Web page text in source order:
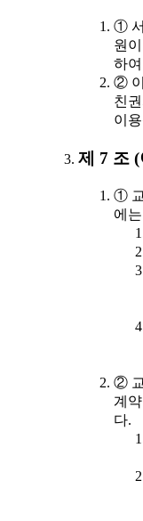
① 서
원
하
② 이
친
이
제 7 조
① 교
에
② 교
계
다.